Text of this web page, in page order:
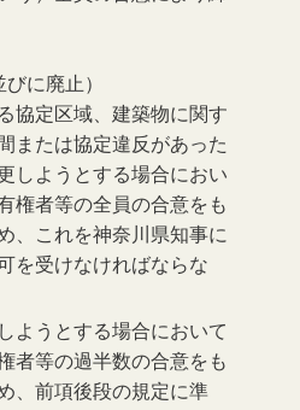
に廃止）
協定区域、建築物に関す
または協定違反があった
しようとする場合におい
権者等の全員の合意をも
、これを神奈川県知事に
を受けなければならな
ようとする場合において
者等の過半数の合意をも
、前項後段の規定に準